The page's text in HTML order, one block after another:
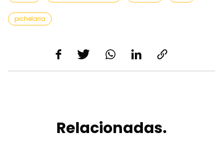
pichelaria
Relacionadas.